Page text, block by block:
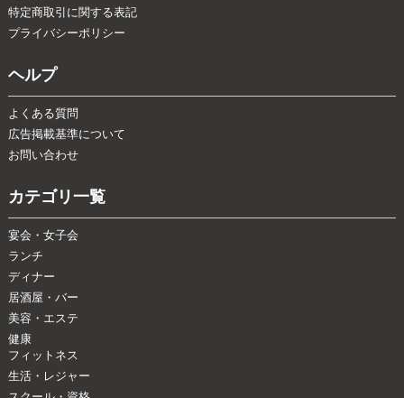
特定商取引に関する表記
プライバシーポリシー
ヘルプ
よくある質問
広告掲載基準について
お問い合わせ
カテゴリ一覧
宴会・女子会
ランチ
ディナー
居酒屋・バー
美容・エステ
健康
フィットネス
生活・レジャー